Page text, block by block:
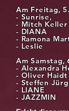
Am Freitag,
- Sunrise,
- Mitch Keller
- DIANA
- Ramona
- Leslie
Am Samstag,
- Alexandra
- Oliver Haidt
- Steffen
- LIANE
- JAZZMIN